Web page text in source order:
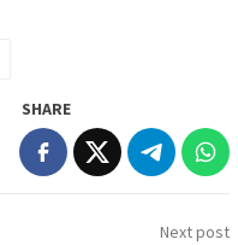
SHARE
Next post